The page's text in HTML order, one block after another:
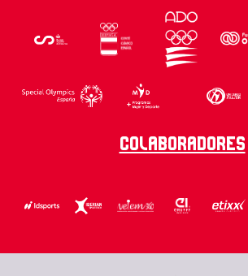
Colaboradores